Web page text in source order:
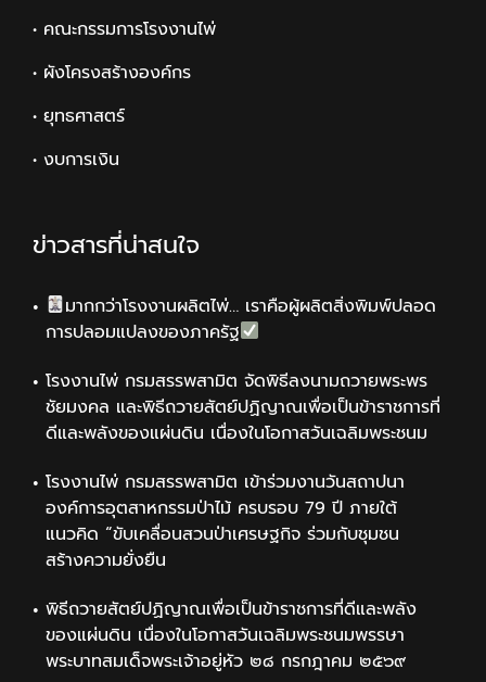
• คณะกรรมการโรงงานไพ่
• ผังโครงสร้างองค์กร
• ยุทธศาสตร์
• งบการเงิน
ข่าวสารที่น่าสนใจ
มากกว่าโรงงานผลิตไพ่… เราคือผู้ผลิตสิ่งพิมพ์ปลอด
การปลอมแปลงของภาครัฐ
โรงงานไพ่ กรมสรรพสามิต จัดพิธีลงนามถวายพระพร
ชัยมงคล และพิธีถวายสัตย์ปฏิญาณเพื่อเป็นข้าราชการที่
ดีและพลังของแผ่นดิน เนื่องในโอกาสวันเฉลิมพระชนม
โรงงานไพ่ กรมสรรพสามิต เข้าร่วมงานวันสถาปนา
องค์การอุตสาหกรรมป่าไม้ ครบรอบ 79 ปี ภายใต้
แนวคิด “ขับเคลื่อนสวนป่าเศรษฐกิจ ร่วมกับชุมชน
สร้างความยั่งยืน
พิธีถวายสัตย์ปฏิญาณเพื่อเป็นข้าราชการที่ดีและพลัง
ของแผ่นดิน เนื่องในโอกาสวันเฉลิมพระชนมพรรษา
พระบาทสมเด็จพระเจ้าอยู่หัว ๒๘ กรกฎาคม ๒๕๖๙